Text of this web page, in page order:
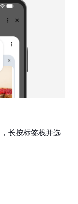
长按标签栈并选